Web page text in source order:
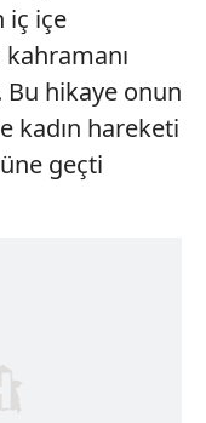
iç içe
Bu hikaye onun
kadın hareketi
geçti